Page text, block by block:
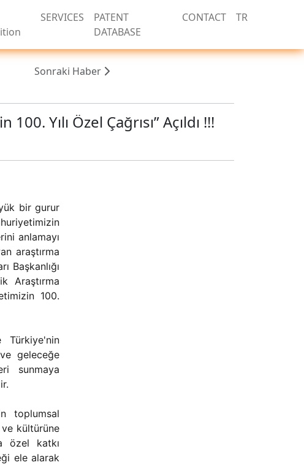
SERVICES
PATENT
DATABASE
CONTACT TR
Sonraki Haber
Yılı Özel Çağrısı” Açıldı !!!
bir gurur
anlamayı
araştırma
Başkanlığı
Araştırma
100.
Türkiye'nin
geleceğe
sunmaya
toplumsal
kültürüne
özel katkı
ele alarak